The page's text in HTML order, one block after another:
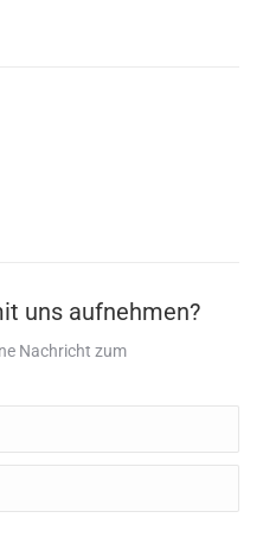
uns aufnehmen?
Nachricht zum